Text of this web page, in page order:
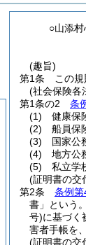
○山添
(趣旨)
第1条
この規
(社会保険各
第1条の2
条
(1)
健康保
(2)
船員保
(3)
国家公
(4)
地方公
(5)
私立学
(証明書の交
第2条
条例
書」という
号)に基づく
害者手帳を
(証明書の交